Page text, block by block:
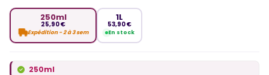
250ml
25,90 €
Expédition - 2 à 3 sem
1L
53,90 €
En stock
250ml